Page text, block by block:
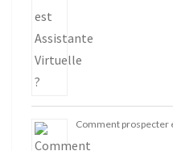
Comment prospecter